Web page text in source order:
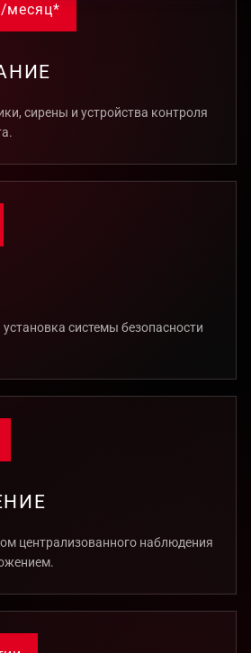
месяц*
сирены и устройства контроля
системы безопасности
централизованного наблюдения